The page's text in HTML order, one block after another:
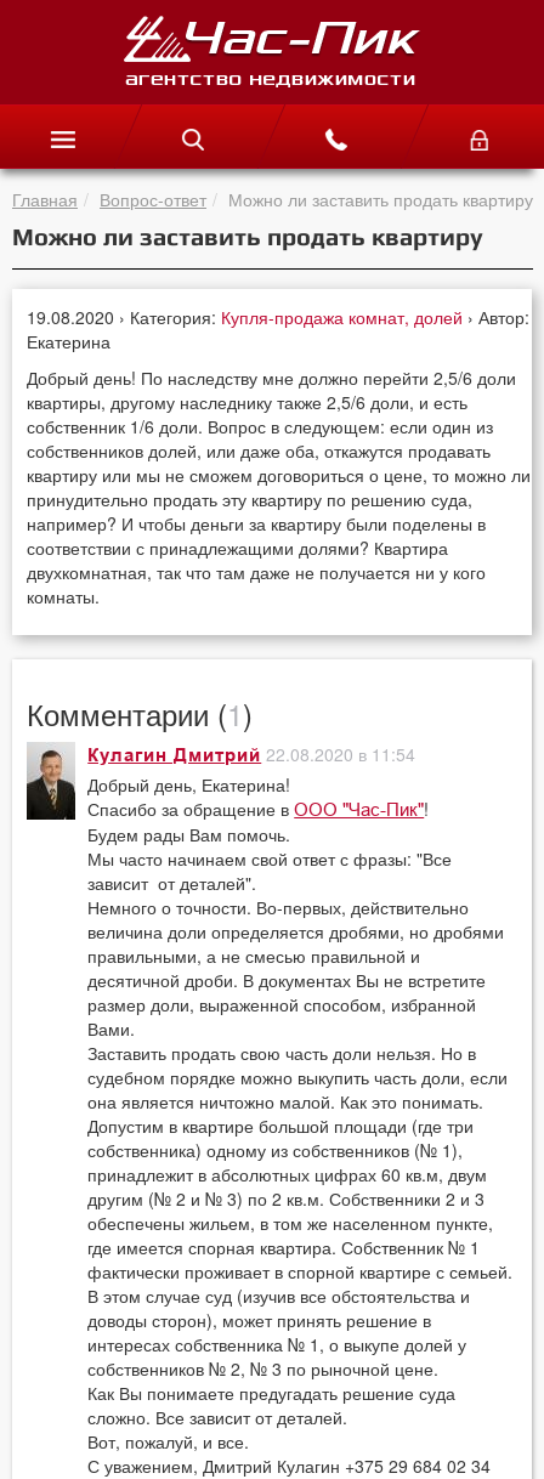
Главная Вопрос-ответ Можно ли заставить продать квартиру
Можно ли заставить продать квартиру
19.08.2020 › Категория: Купля-продажа комнат, долей › Автор:
Екатерина
Добрый день! По наследству мне должно перейти 2,5/6 доли
квартиры, другому наследнику также 2,5/6 доли, и есть
собственник 1/6 доли. Вопрос в следующем: если один из
собственников долей, или даже оба, откажутся продавать
квартиру или мы не сможем договориться о цене, то можно ли
принудительно продать эту квартиру по решению суда,
например? И чтобы деньги за квартиру были поделены в
соответствии с принадлежащими долями? Квартира
двухкомнатная, так что там даже не получается ни у кого
комнаты.
Комментарии (1)
Кулагин Дмитрий 22.08.2020 в 11:54
Добрый день, Екатерина!
Спасибо за обращение вООО "Час-Пик"!
Будем рады Вам помочь.
Мы часто начинаем свой ответ с фразы: "Все
зависит от деталей".
Немного о точности. Во-первых, действительно
величина доли определяется дробями, но дробями
правильными, а не смесью правильной и
десятичной дроби. В документах Вы не встретите
размер доли, выраженной способом, избранной
Вами.
Заставить продать свою часть доли нельзя. Но в
судебном порядке можно выкупить часть доли, если
она является ничтожно малой. Как это понимать.
Допустим в квартире большой площади (где три
собственника) одному из собственников (№ 1),
принадлежит в абсолютных цифрах 60 кв.м, двум
другим (№ 2 и № 3) по 2 кв.м. Собственники 2 и 3
обеспечены жильем, в том же населенном пункте,
где имеется спорная квартира. Собственник № 1
фактически проживает в спорной квартире с семьей.
В этом случае суд (изучив все обстоятельства и
доводы сторон), может принять решение в
интересах собственника № 1, о выкупе долей у
собственников № 2, № 3 по рыночной цене.
Как Вы понимаете предугадать решение суда
сложно. Все зависит от деталей.
Вот, пожалуй, и все.
С уважением, Дмитрий Кулагин +375 29 684 02 34